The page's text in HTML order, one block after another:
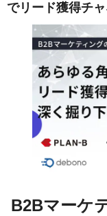
でリード獲得チ
B2Bマーケ